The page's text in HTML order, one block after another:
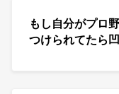
もし自分がプロ
つけられてたら